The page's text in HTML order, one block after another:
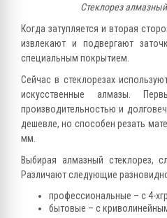
Стеклорез
Когда затупляется и вторая
извлекают и подвергают
специальным покрытием.
Сейчас в стеклорезах
искусственные алмазы.
производительностью и
дешевле, но способен резать
мм.
Выбирая алмазный стеклорез,
Различают следующие
профессиональные – с 4-
бытовые – с